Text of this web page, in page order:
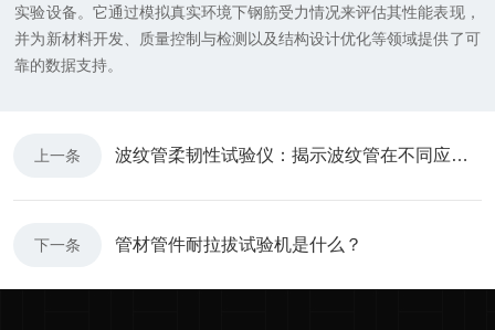
实验设备。它通过模拟真实环境下钢筋受力情况来评估其性能表现，
并为新材料开发、质量控制与检测以及结构设计优化等领域提供了可
靠的数据支持。
上一条 波纹管柔韧性试验仪：揭示波纹管在不同应力条件下的性能表现
下一条 管材管件耐拉拔试验机是什么？